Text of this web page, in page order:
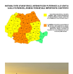
Adaugă
aici textul
pentru
subtitlu
Adaugă